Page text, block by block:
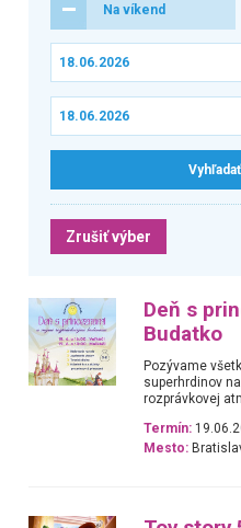
Na víkend
Zrušiť výber
Deň s
Budatko
Pozývame
superhrdinov
rozprávkovej
Termín:
Mesto: